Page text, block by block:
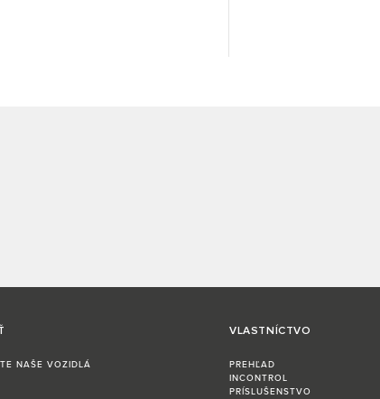
NAŠE VOZIDLÁ
VLASTNÍCTVO
PREHĽAD
INCONTROL
PRÍSLUŠENSTVO